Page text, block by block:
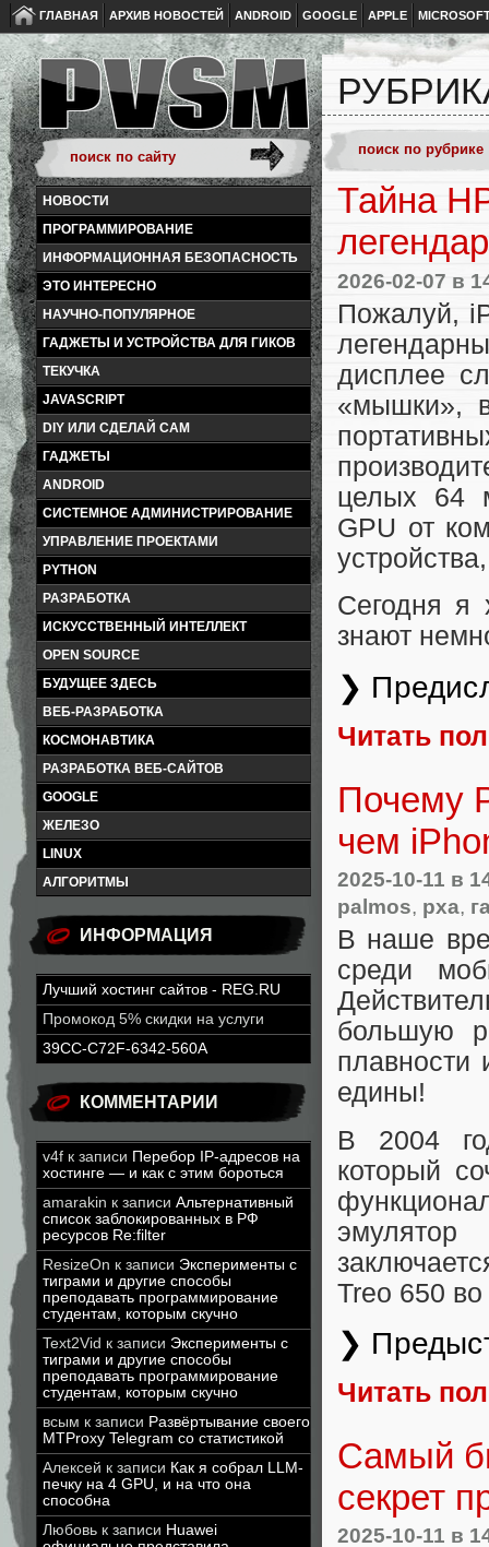
ГЛАВНАЯ АРХИВ НОВОСТЕЙ ANDROID GOOGLE APPLE
НОВОСТИ
ПРОГРАММИРОВАНИЕ
ИНФОРМАЦИОННАЯ БЕЗОПАСНОСТЬ
ЭТО ИНТЕРЕСНО
НАУЧНО-ПОПУЛЯРНОЕ
ГАДЖЕТЫ И УСТРОЙСТВА ДЛЯ ГИКОВ
ТЕКУЧКА
JAVASCRIPT
DIY ИЛИ СДЕЛАЙ САМ
ГАДЖЕТЫ
ANDROID
СИСТЕМНОЕ АДМИНИСТРИРОВАНИЕ
УПРАВЛЕНИЕ ПРОЕКТАМИ
PYTHON
РАЗРАБОТКА
ИСКУССТВЕННЫЙ ИНТЕЛЛЕКТ
OPEN SOURCE
БУДУЩЕЕ ЗДЕСЬ
ВЕБ-РАЗРАБОТКА
КОСМОНАВТИКА
РАЗРАБОТКА ВЕБ-САЙТОВ
GOOGLE
ЖЕЛЕЗО
LINUX
АЛГОРИТМЫ
ИНФОРМАЦИЯ
Лучший хостинг сайтов - REG.RU
Промокод 5% скидки на услуги
39CC-C72F-6342-560A
КОММЕНТАРИИ
v4f к записи Перебор IP-адресов на
хостинге — и как с этим бороться
amarakin к записи Альтернативный
список заблокированных в РФ
ресурсов Re:filter
ResizeOn к записи Эксперименты с
тиграми и другие способы
преподавать программирование
студентам, которым скучно
Text2Vid к записи Эксперименты с
тиграми и другие способы
преподавать программирование
студентам, которым скучно
всым к записи Развёртывание своего
MTProxy Telegram со статистикой
Алексей к записи Как я собрал LLM-
печку на 4 GPU, и на что она
способна
Любовь к записи Huawei
Тайна
2026-02-07 в
Пожалуй,
дисплее
«мышки»,
целых 64
GPU от
Сегодня я
знают
❯
Читать
Почему
чем
2025-10-11 в
palmos, pxa,
В наше
среди
большую
едины!
В 2004
который
Treo 650
❯
Читать
Самый
секрет
2025-10-11 в